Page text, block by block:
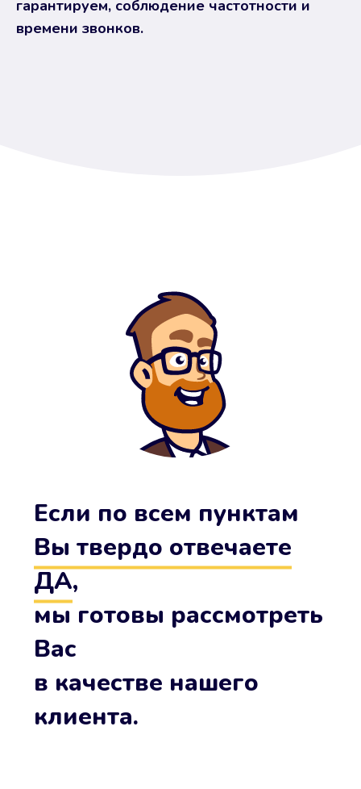
гарантируем, соблюдение частотности и
времени звонков.
Если по всем пунктам
Вы твердо отвечаете
ДА,
мы готовы рассмотреть
Вас
в качестве нашего
клиента.